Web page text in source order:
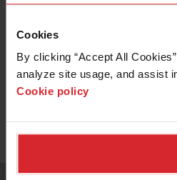
Cookies
By clicking “Accept All
analyze site usage, and assist
Cookie policy
Vuoi sapere di più su
Centro di Lavoro
Precisione?
Ufficio